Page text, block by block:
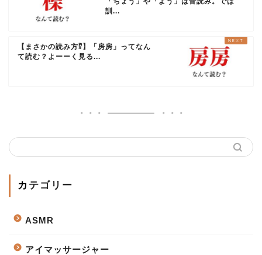
訓...
【まさかの読み方⁉︎】「房房」ってなん
て読む？よーーく見る...
カテゴリー
ASMR
アイマッサージャー